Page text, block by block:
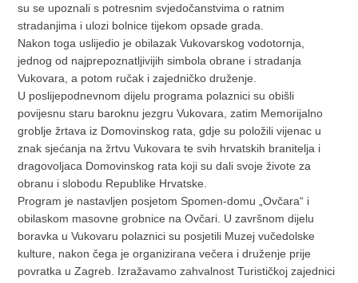
su se upoznali s potresnim svjedočanstvima o ratnim
stradanjima i ulozi bolnice tijekom opsade grada.
Nakon toga uslijedio je obilazak Vukovarskog vodotornja,
jednog od najprepoznatljivijih simbola obrane i stradanja
Vukovara, a potom ručak i zajedničko druženje.
U poslijepodnevnom dijelu programa polaznici su obišli
povijesnu staru baroknu jezgru Vukovara, zatim Memorijalno
groblje žrtava iz Domovinskog rata, gdje su položili vijenac u
znak sjećanja na žrtvu Vukovara te svih hrvatskih branitelja i
dragovoljaca Domovinskog rata koji su dali svoje živote za
obranu i slobodu Republike Hrvatske.
Program je nastavljen posjetom Spomen-domu „Ovčara“ i
obilaskom masovne grobnice na Ovčari. U završnom dijelu
boravka u Vukovaru polaznici su posjetili Muzej vučedolske
kulture, nakon čega je organizirana večera i druženje prije
povratka u Zagreb. Izražavamo zahvalnost Turističkoj zajednici